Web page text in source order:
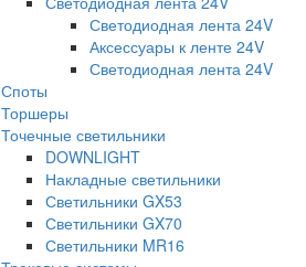
Светодиодная лента 24V
Аксессуары к ленте 24V
Светодиодная лента 24V
Споты
Торшеры
Точечные светильники
DOWNLIGHT
Накладные светильники
Светильники GX53
Светильники GX70
Светильники MR16